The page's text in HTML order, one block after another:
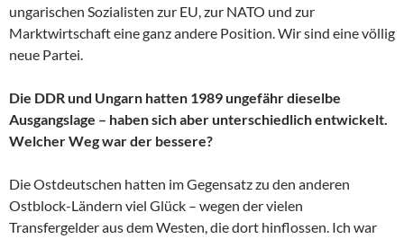
ungarischen Sozialisten zur EU, zur NATO und zur
Marktwirtschaft eine ganz andere Position. Wir sind eine völlig
neue Partei.
Die DDR und Ungarn hatten 1989 ungefähr dieselbe
Ausgangslage – haben sich aber unterschiedlich entwickelt.
Welcher Weg war der bessere?
Die Ostdeutschen hatten im Gegensatz zu den anderen
Ostblock-Ländern viel Glück – wegen der vielen
Transfergelder aus dem Westen, die dort hinflossen. Ich war